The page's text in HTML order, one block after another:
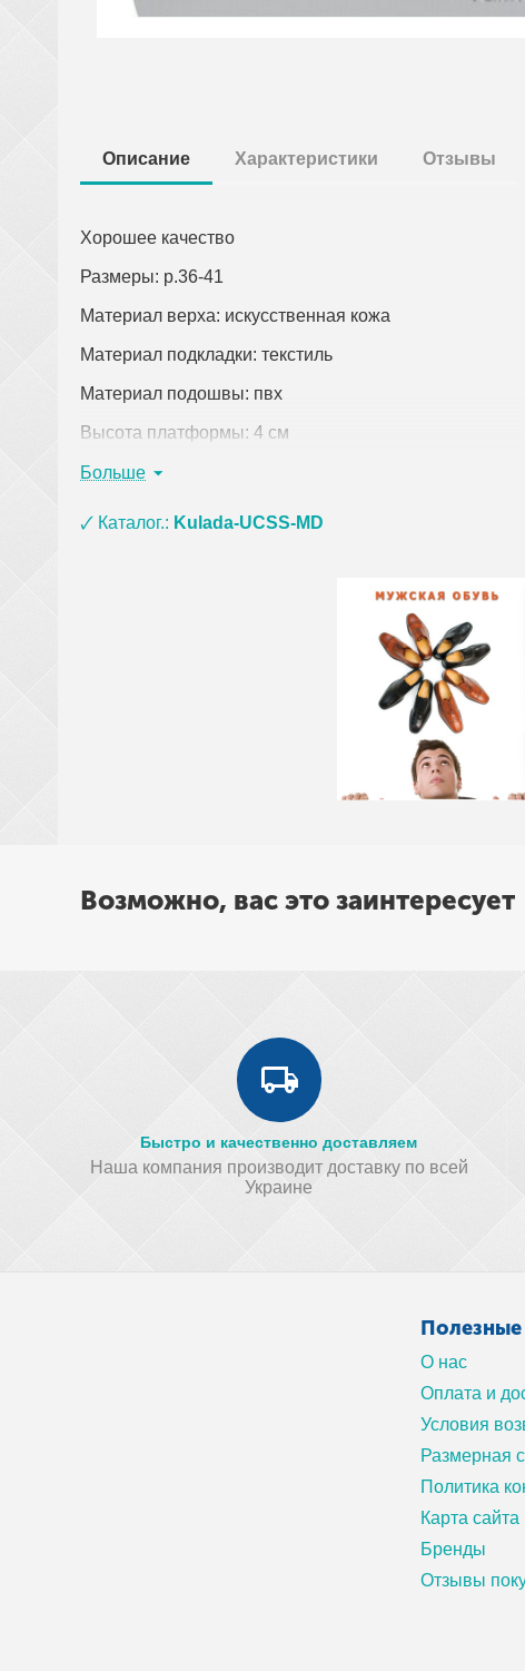
Описание Характеристики Отзывы
Хорошее качество
Размеры: р.36-41
Материал верха: искусственная кожа
Материал подкладки: текстиль
Материал подошвы: пвх
Высота платформы: 4 см
Цвет: черный
При заказе одежды (кроме верхней) на сумму от
материала ЭВА, ПВХ и пены) и оплате на карту
сумки, покрывала, постельное белье, полотенца
Больше
🗸 Каталог.: Kulada-UCSS-MD
Возможно, вас это заинтересует
Быстро и качественно доставляем
Наша компания производит доставку по всей
Украине
О нас
Оплата и
Условия
Размерная
Политика
Карта сайта
Бренды
Отзывы